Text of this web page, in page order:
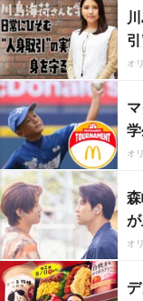
オ
オ
オ